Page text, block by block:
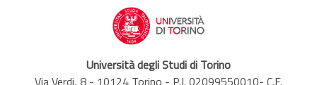
Università degli Studi di Torino
Via Verdi, 8 - 10124 Torino - P.I. 02099550010- C.F.